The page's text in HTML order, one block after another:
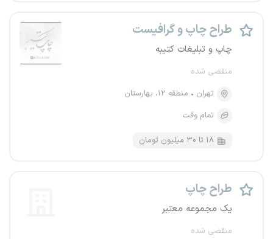
طراح چاپ و گرافیست
چاپ و تبلیغات کتیبه
منقضی شده
تهران
منطقه ۱۲، بهارستان
تمام وقت
۱۸ تا ۳۰ میلیون تومان
طراح چاپ
یک مجموعه معتبر
منقضی شده